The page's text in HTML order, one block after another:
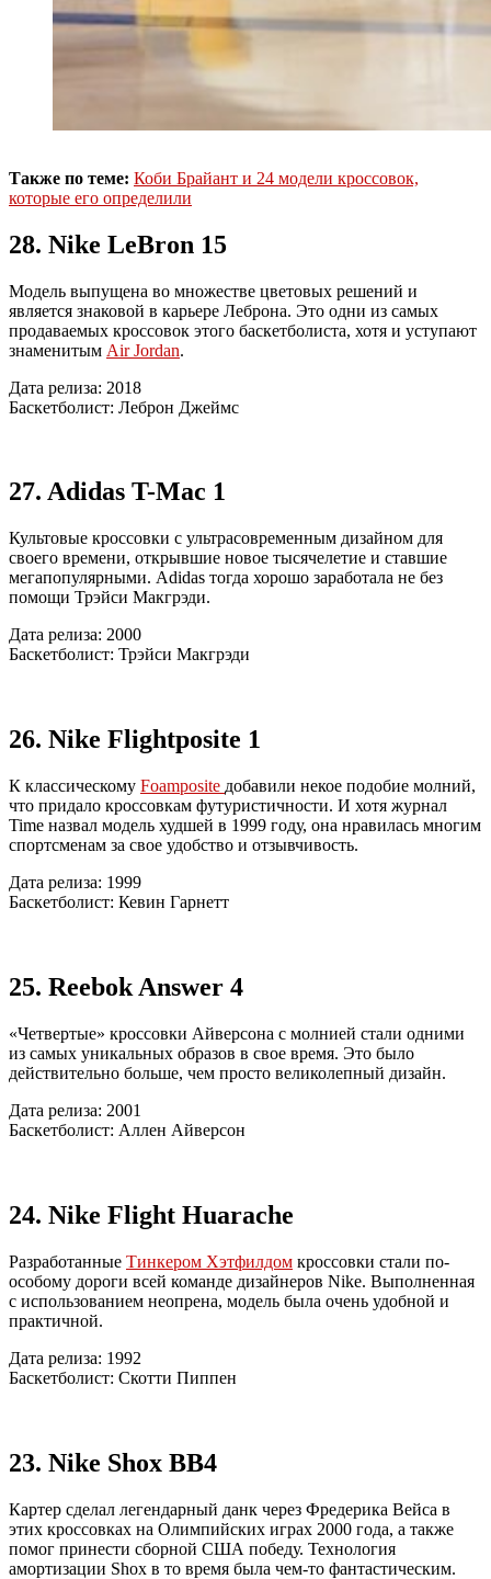
Также по теме: Коби Брайант и 24 модели кроссовок,
которые его определили
28. Nike LeBron 15
Модель выпущена во множестве цветовых решений и
является знаковой в карьере Леброна. Это одни из самых
продаваемых кроссовок этого баскетболиста, хотя и уступают
знаменитым Air Jordan.
Дата релиза: 2018
Баскетболист: Леброн Джеймс
27. Adidas T-Mac 1
Культовые кроссовки с ультрасовременным дизайном для
своего времени, открывшие новое тысячелетие и ставшие
мегапопулярными. Adidas тогда хорошо заработала не без
помощи Трэйси Макгрэди.
Дата релиза: 2000
Баскетболист: Трэйси Макгрэди
26. Nike Flightposite 1
К классическому Foamposite добавили некое подобие молний,
что придало кроссовкам футуристичности. И хотя журнал
Time назвал модель худшей в 1999 году, она нравилась многим
спортсменам за свое удобство и отзывчивость.
Дата релиза: 1999
Баскетболист: Кевин Гарнетт
25. Reebok Answer 4
«Четвертые» кроссовки Айверсона с молнией стали одними
из самых уникальных образов в свое время. Это было
действительно больше, чем просто великолепный дизайн.
Дата релиза: 2001
Баскетболист: Аллен Айверсон
24. Nike Flight Huarache
Разработанные Тинкером Хэтфилдом кроссовки стали по-
особому дороги всей команде дизайнеров Nike. Выполненная
с использованием неопрена, модель была очень удобной и
практичной.
Дата релиза: 1992
Баскетболист: Скотти Пиппен
23. Nike Shox BB4
Картер сделал легендарный данк через Фредерика Вейса в
этих кроссовках на Олимпийских играх 2000 года, а также
помог принести сборной США победу. Технология
амортизации Shox в то время была чем-то фантастическим.